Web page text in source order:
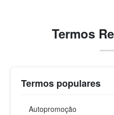
Termos
Termos populares
Autopromoção